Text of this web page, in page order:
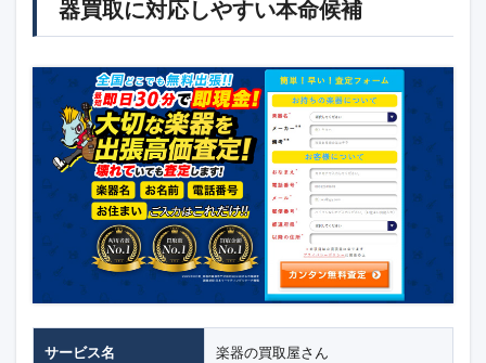
器買取に対応しやすい本命候補
サービス名 楽器の買取屋さん